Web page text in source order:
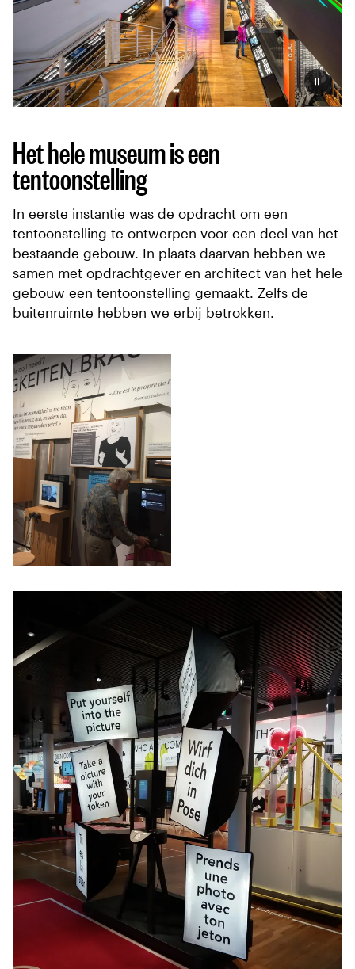
Pauzeer
Het hele museum is een
tentoonstelling
In eerste instantie was de opdracht om een
tentoonstelling te ontwerpen voor een deel van het
bestaande gebouw. In plaats daarvan hebben we
samen met opdrachtgever en architect van het hele
gebouw een tentoonstelling gemaakt. Zelfs de
buitenruimte hebben we erbij betrokken.
Driedelige collage